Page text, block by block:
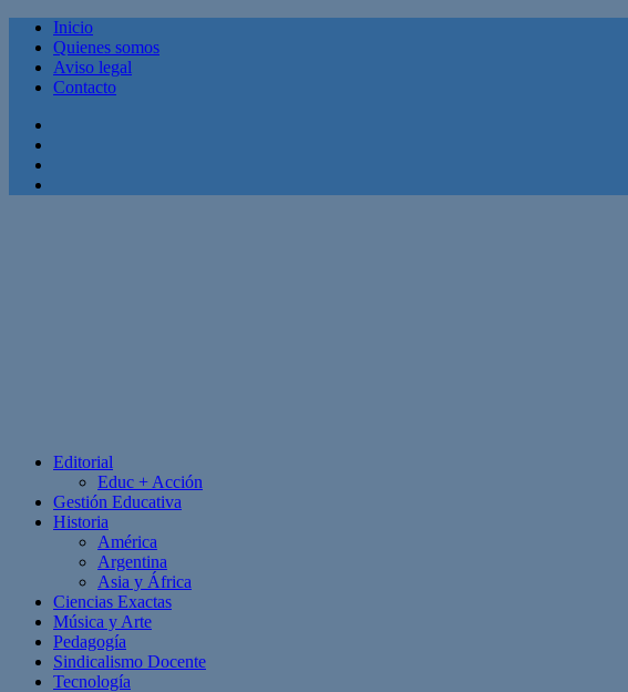
Inicio
Quienes somos
Aviso legal
Contacto
Editorial
Educ + Acción
Gestión Educativa
Historia
América
Argentina
Asia y África
Ciencias Exactas
Música y Arte
Pedagogía
Sindicalismo Docente
Tecnología